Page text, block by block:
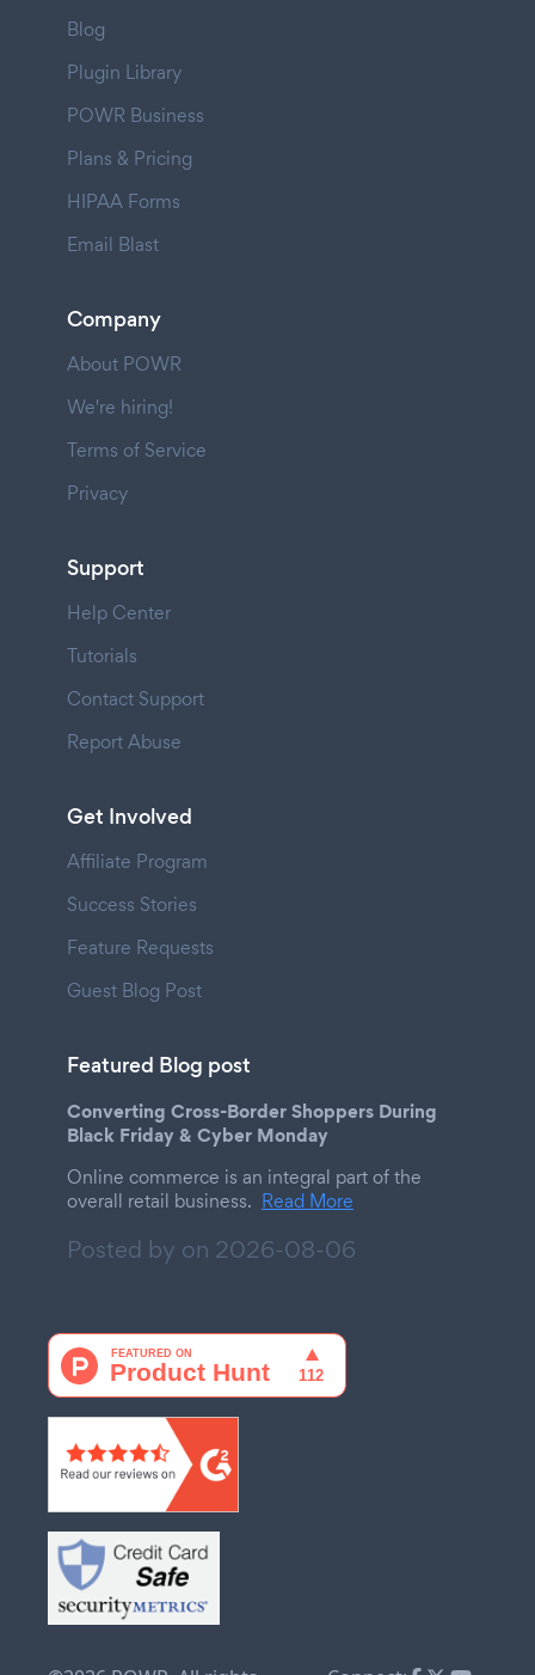
Blog
Plugin Library
POWR Business
Plans & Pricing
HIPAA Forms
Email Blast
Company
About POWR
We're hiring!
Terms of Service
Privacy
Support
Help Center
Tutorials
Contact Support
Report Abuse
Get Involved
Affiliate Program
Success Stories
Feature Requests
Guest Blog Post
Featured Blog post
Converting Cross-Border Shoppers During
Black Friday & Cyber Monday
Online commerce is an integral part of the
overall retail business. Read More
Posted by on 2026-08-06